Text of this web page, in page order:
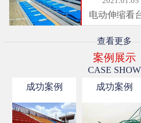
式、固定式、吊式、海燕式、
式等等。不管使用哪种形式的
电动伸缩看
号和材料不
类：注塑座
单、快速安
用。 可以搭
安装简易方
查看更多
案例展示
CASE SHOW
成功案例
成功案例